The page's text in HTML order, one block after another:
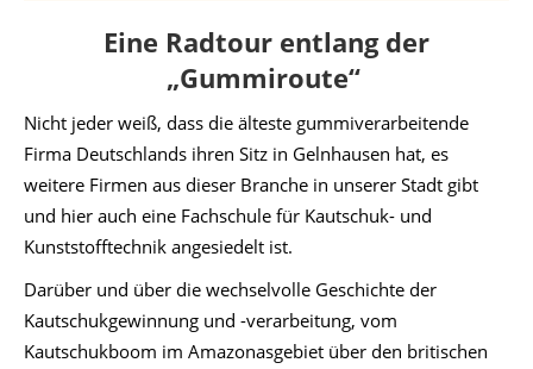
Eine Radtour entlang der
„Gummiroute“
Nicht jeder weiß, dass die älteste gummiverarbeitende
Firma Deutschlands ihren Sitz in Gelnhausen hat, es
weitere Firmen aus dieser Branche in unserer Stadt gibt
und hier auch eine Fachschule für Kautschuk- und
Kunststofftechnik angesiedelt ist.
Darüber und über die wechselvolle Geschichte der
Kautschukgewinnung und -verarbeitung, vom
Kautschukboom im Amazonasgebiet über den britischen